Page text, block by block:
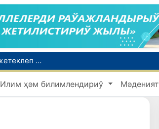
Ой-пикиримизде басланған ояныў жоқары шеклерге жетеклеп атыр
Өзбекстан мал гөши импортын арттырды: Ҳиндстан ҳәм Беларусь тийкарғы жеткерип бериўшилерге айланды
Өзбекстан ўәкиллери көркем гимнастика бойынша жәҳән чемпионатында қатнасады
Илим ҳәм билимлендириў Мәденият